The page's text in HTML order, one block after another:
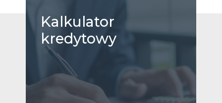
Kalkulator
kredytowy